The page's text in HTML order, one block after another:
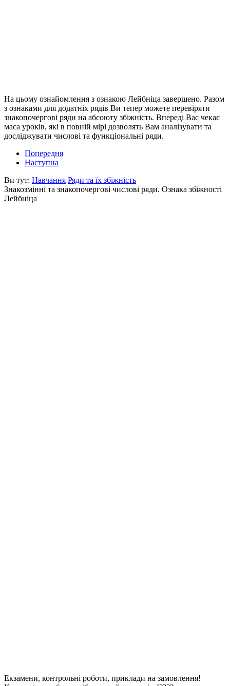
На цьому ознайомлення з ознакою Лейбніца завершено. Разом
з ознаками для додатніх рядів Ви тепер можете перевіряти
знакопочергові ряди на абсоюту збіжність. Впереді Вас чекає
маса уроків, які в повній мірі дозволять Вам аналізувати та
досліджувати числові та функціональні ряди.
Попередня
Наступна
Ви тут: Навчання Ряди та їх збіжність
Знакозмінні та знакопочергові числові ряди. Ознака збіжності
Лейбніца
Екзамени, контрольні роботи, приклади на замовлення!